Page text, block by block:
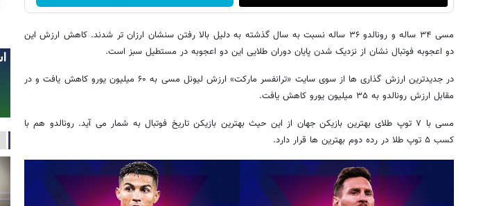
مسی ۳۴ ساله و رونالدو ۳۶ ساله نسبت به سال گذشته به دلیل بالا رفتن سنشان ارزان تر شدند. کاهش ارزش این
دو اعجوبه فوتبال نشان از نزدیک شدن پایان دوران طلایی این دو اعجوبه در مستطیل سبز است.
در جدیدترین ارزش گذاری ها از سوی سایت «ترانفسر مارکت» ارزش لیونل مسی به ۶۰ میلیون یورو کاهش یافت و در
مقابل ارزش رونالدو به ۳۵ میلیون یورو کاهش یافت.
مسی با ۷ توپ طلای بهترین بازیکن جهان از این حیث بهترین بازیکن تاریخ فوتبال به شمار می آید. رونالدو هم با
کسب ۵ توپ طلا در رده دوم بهترین ها قرار دارد.